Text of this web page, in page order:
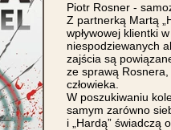
Piotr Rosner -
Z partnerką Martą
wpływowej klientki
niespodziewanych
zajścia są
ze sprawą
człowieka.
W poszukiwaniu
samym zarówno
i „Hardą”